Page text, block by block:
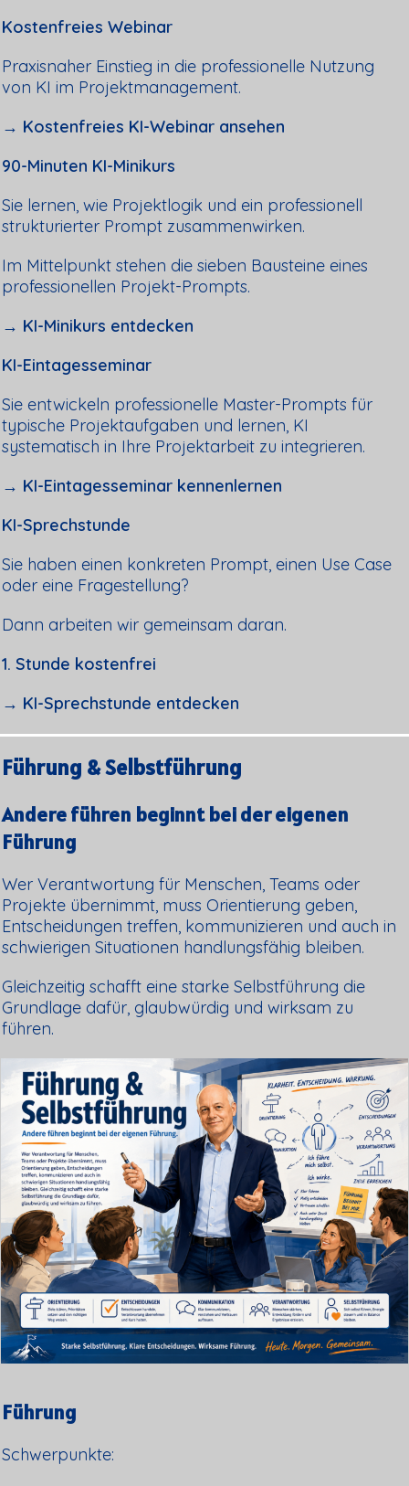
Kostenfreies Webinar
Praxisnaher Einstieg in die professionelle Nutzung
von KI im Projektmanagement.
→ Kostenfreies KI-Webinar ansehen
90-Minuten KI-Minikurs
Sie lernen, wie Projektlogik und ein professionell
strukturierter Prompt zusammenwirken.
Im Mittelpunkt stehen die sieben Bausteine eines
professionellen Projekt-Prompts.
→ KI-Minikurs entdecken
KI-Eintagesseminar
Sie entwickeln professionelle Master-Prompts für
typische Projektaufgaben und lernen, KI
systematisch in Ihre Projektarbeit zu integrieren.
→ KI-Eintagesseminar kennenlernen
KI-Sprechstunde
Sie haben einen konkreten Prompt, einen Use Case
oder eine Fragestellung?
Dann arbeiten wir gemeinsam daran.
1. Stunde kostenfrei
→ KI-Sprechstunde entdecken
Führung & Selbstführung
Andere führen beginnt bei der eigenen
Führung
Wer Verantwortung für Menschen, Teams oder
Projekte übernimmt, muss Orientierung geben,
Entscheidungen treffen, kommunizieren und auch in
schwierigen Situationen handlungsfähig bleiben.
Gleichzeitig schafft eine starke Selbstführung die
Grundlage dafür, glaubwürdig und wirksam zu
führen.
Führung
Schwerpunkte: